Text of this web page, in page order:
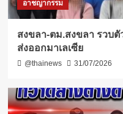
อาชญากรรม
สงขลา-ตม.สงขลา รวบ
ส่งออกมาเลเซีย
@thainews 31/07/2026